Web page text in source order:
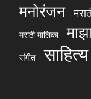
मनोरंजन
मराठी मालिका
संगीत साहित्य